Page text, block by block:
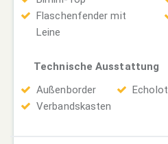
Flaschenfender mit
Leine
Technische Ausstattung
Außenborder
Echolot
Verbandskasten